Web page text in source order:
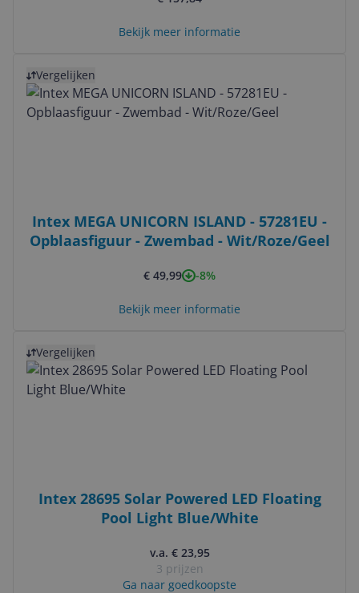
Bekijk meer informatie
Vergelijken
Intex MEGA UNICORN ISLAND - 57281EU -
Opblaasfiguur - Zwembad - Wit/Roze/Geel
€ 49,99 -8%
Bekijk meer informatie
Vergelijken
Intex 28695 Solar Powered LED Floating
Pool Light Blue/White
v.a. € 23,95
3 prijzen
Ga naar goedkoopste